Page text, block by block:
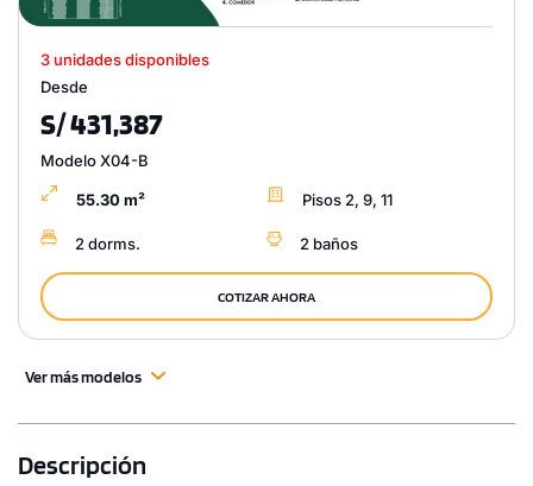
3 unidades disponibles
Desde
S/ 431,387
Modelo X04-B
55.30 m² Pisos 2, 9, 11
2 dorms. 2 baños
COTIZAR AHORA
Ver más modelos
Descripción